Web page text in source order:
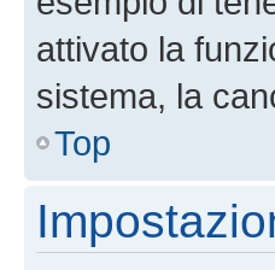
attivato la
sistema, la
Top